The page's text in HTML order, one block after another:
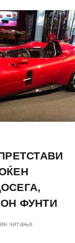
ФУНТИ
читање